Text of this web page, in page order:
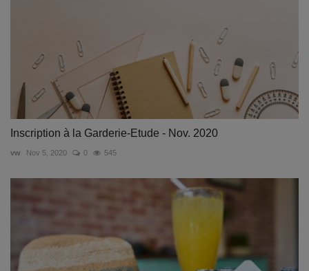
Inscription à la Garderie-Etude - Nov. 2020
vw Nov 5, 2020 0 545